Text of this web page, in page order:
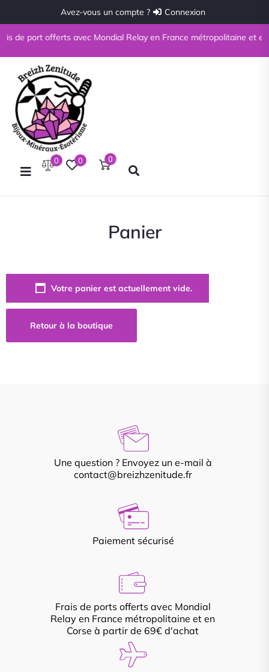
Avez-vous un compte ? Connexion
de port offerts avec Mondial Relay en France métropolitaine et
0 0 0
Panier
Votre panier est actuellement vide.
Retour à la boutique
Une question ? Envoyez un e-mail à
contact@breizhzenitude.fr
Paiement sécurisé
Frais de ports offerts avec Mondial
Relay en France métropolitaine et en
Corse à partir de 69€ d'achat